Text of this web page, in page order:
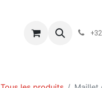
Conditions-